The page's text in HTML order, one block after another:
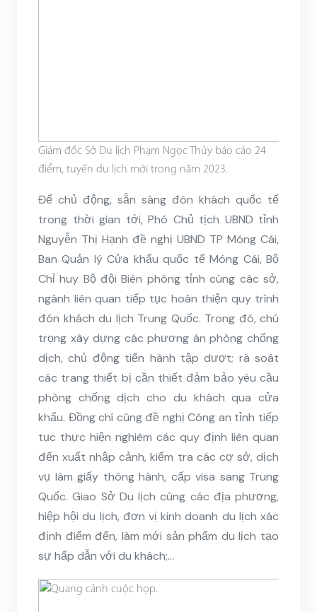
Giám đốc Sở Du lịch Phạm Ngọc Thủy báo cáo 24
điểm, tuyến du lịch mới trong năm 2023.
Để chủ động, sẵn sàng đón khách quốc tế
trong thời gian tới, Phó Chủ tịch UBND tỉnh
Nguyễn Thị Hạnh đề nghị UBND TP Móng Cái,
Ban Quản lý Cửa khẩu quốc tế Móng Cái, Bộ
Chỉ huy Bộ đội Biên phòng tỉnh cùng các sở,
ngành liên quan tiếp tục hoàn thiện quy trình
đón khách du lịch Trung Quốc. Trong đó, chú
trọng xây dựng các phương án phòng chống
dịch, chủ động tiến hành tập dượt; rà soát
các trang thiết bị cần thiết đảm bảo yêu cầu
phòng chống dịch cho du khách qua cửa
khẩu. Đồng chí cũng đề nghị Công an tỉnh tiếp
tục thực hiện nghiêm các quy định liên quan
đến xuất nhập cảnh, kiểm tra các cơ sở, dịch
vụ làm giấy thông hành, cấp visa sang Trung
Quốc. Giao Sở Du lịch cùng các địa phương,
hiệp hội du lịch, đơn vị kinh doanh du lịch xác
định điểm đến, làm mới sản phẩm du lịch tạo
sự hấp dẫn với du khách;…